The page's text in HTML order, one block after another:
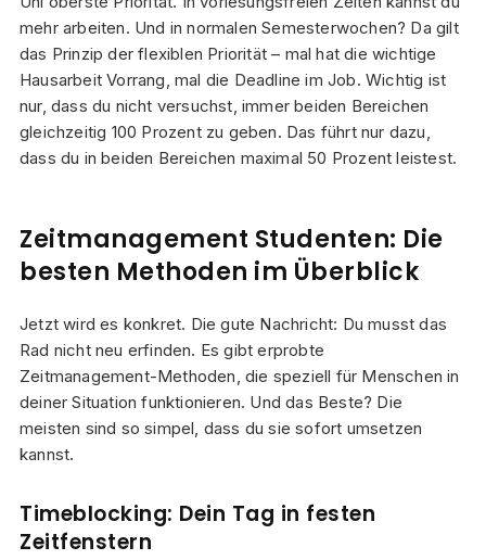
mehr arbeiten. Und in normalen Semesterwochen? Da gilt
das Prinzip der flexiblen Priorität – mal hat die wichtige
Hausarbeit Vorrang, mal die Deadline im Job. Wichtig ist
nur, dass du nicht versuchst, immer beiden Bereichen
gleichzeitig 100 Prozent zu geben. Das führt nur dazu,
dass du in beiden Bereichen maximal 50 Prozent leistest.
Zeitmanagement Studenten: Die
besten Methoden im Überblick
Jetzt wird es konkret. Die gute Nachricht: Du musst das
Rad nicht neu erfinden. Es gibt erprobte
Zeitmanagement-Methoden, die speziell für Menschen in
deiner Situation funktionieren. Und das Beste? Die
meisten sind so simpel, dass du sie sofort umsetzen
kannst.
Timeblocking: Dein Tag in festen
Zeitfenstern